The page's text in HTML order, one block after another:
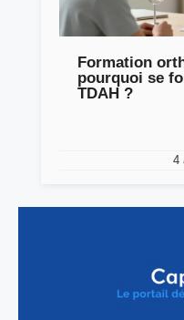
Formation
pourquoi se
TDAH ?
4